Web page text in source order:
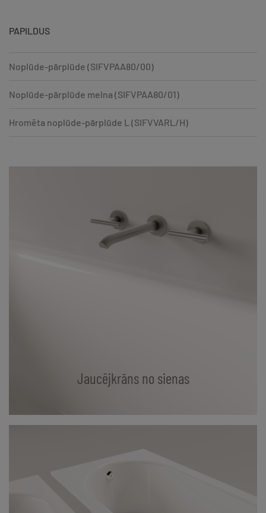
PAPILDUS
Noplūde-pārplūde (SIFVPAA80/00)
Noplūde-pārplūde melna (SIFVPAA80/01)
Hromēta noplūde-pārplūde L (SIFVVARL/H)
Jaucējkrāns no sienas